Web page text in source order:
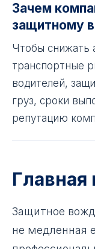
Зачем
защитному
Чтобы снижать
транспортные
водителей,
груз, сроки
репутацию
Защитное
не медленная